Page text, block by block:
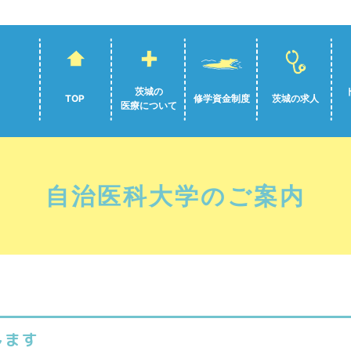
TOP
茨城の
医療について
修学資金制度 茨城の求人
自治医科大学のご案内
す